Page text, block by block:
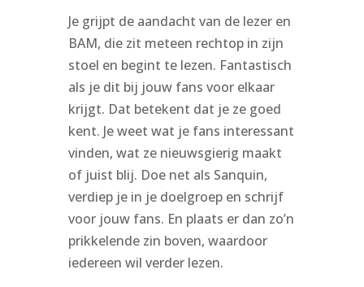
Je grijpt de aandacht van de lezer en
BAM, die zit meteen rechtop in zijn
stoel en begint te lezen. Fantastisch
als je dit bij jouw fans voor elkaar
krijgt. Dat betekent dat je ze goed
kent. Je weet wat je fans interessant
vinden, wat ze nieuwsgierig maakt
of juist blij. Doe net als Sanquin,
verdiep je in je doelgroep en schrijf
voor jouw fans. En plaats er dan zo’n
prikkelende zin boven, waardoor
iedereen wil verder lezen.